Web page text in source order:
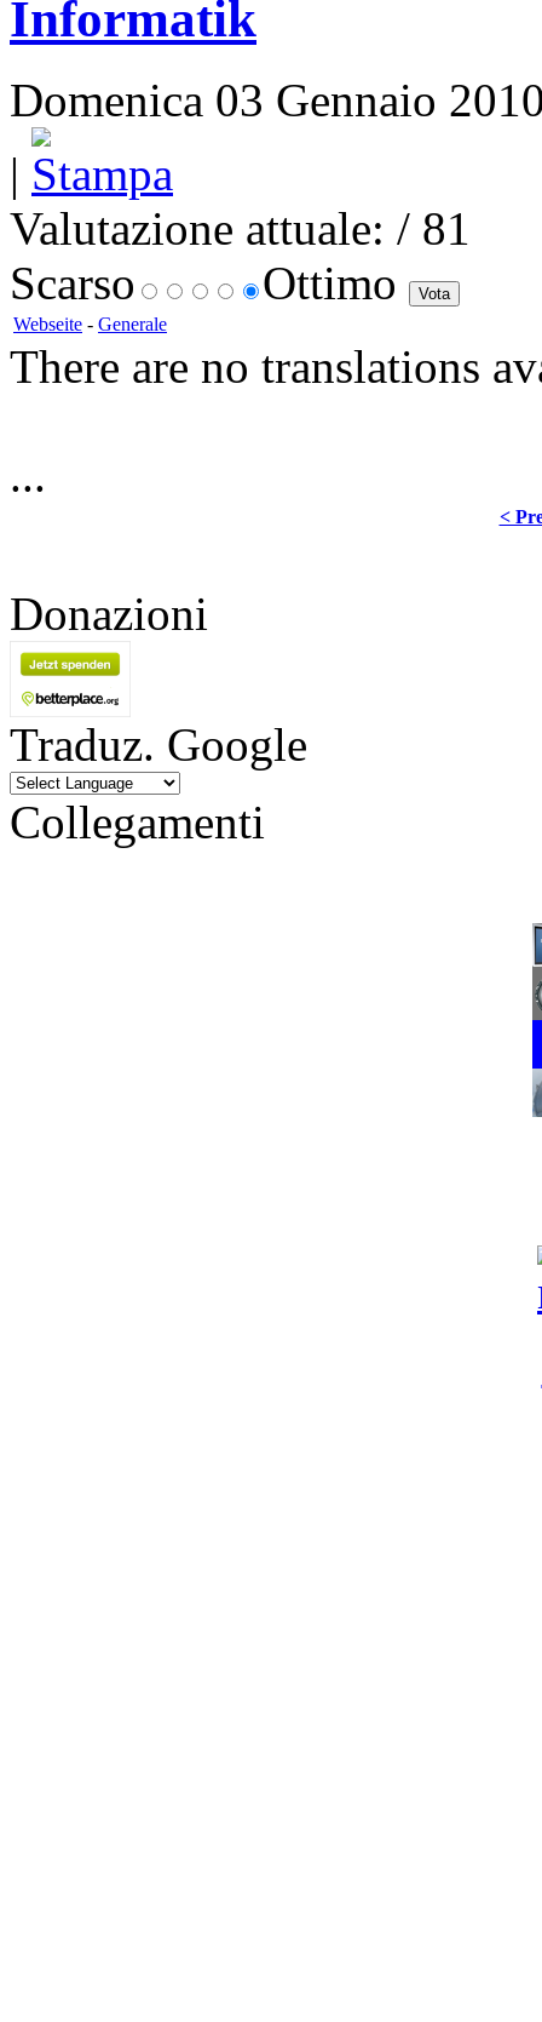
Informatik
Domenica 03 Gennaio
|
Valutazione attuale: / 81
Scarso
Ottimo
Webseite - Generale
There are no translations
...
<
Donazioni
Traduz. Google
Collegamenti